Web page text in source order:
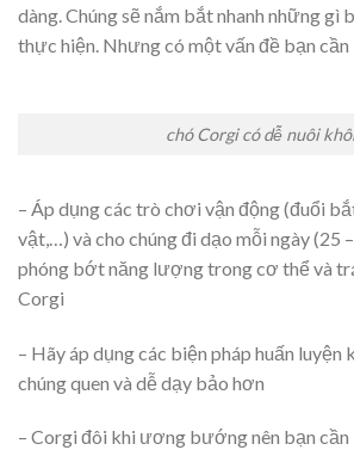
dàng. Chúng sẽ nắm bắt nhanh những gì
thực hiện. Nhưng có một vấn đề bạn cần
chó Corgi có dễ nuôi
– Áp dụng các trò chơi vận động (đuổi
vật,…) và cho chúng đi dạo mỗi ngày (25
phóng bớt năng lượng trong cơ thể và
Corgi
– Hãy áp dụng các biện pháp huấn luyện
chúng quen và dễ dạy bảo hơn
– Corgi đôi khi ương bướng nên bạn cần